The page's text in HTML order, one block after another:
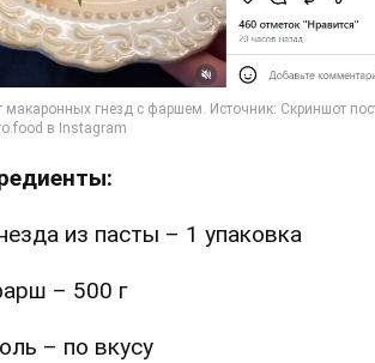
из пасты – 1 упаковка
– 500 г
– по вкусу